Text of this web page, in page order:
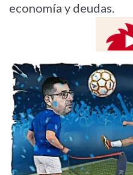
economía y deudas.